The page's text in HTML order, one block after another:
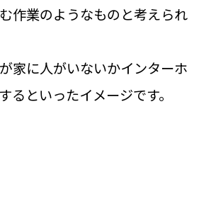
作業のようなものと考えられ
家に人がいないかインターホ
るといったイメージです。